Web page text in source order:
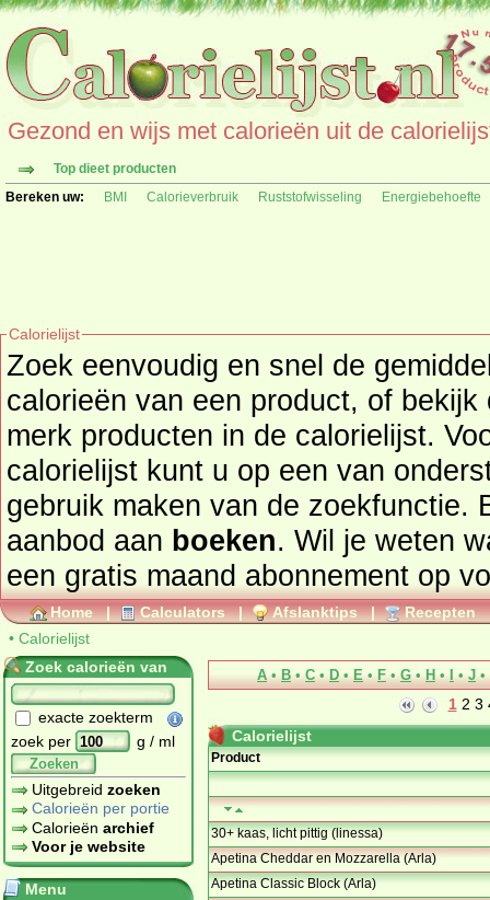
Gezond en wijs met calorieën uit de
Top dieet producten
Bereken uw:
BMI Calorieverbruik Ruststofwisseling Energiebehoefte
Calorielijst
Zoek eenvoudig en snel de
calorieën van een product, of
merk producten in de calorielijst.
calorielijst kunt u op een van
gebruik maken van de zoekfunctie.
aanbod aan boeken. Wil je weten
een gratis maand abonnement op
Home | Calculators | Afslanktips | Recepten
• Calorielijst
Zoek calorieën van
exacte zoekterm
zoek per
g / ml
Zoeken
Uitgebreid zoeken
Calorieën per portie
Calorieën archief
Voor je website
Menu
A • B • C • D • E • F • G • H • • J •
1 2 3
Calorielijst
Product
30+ kaas, licht pittig (linessa)
Apetina Cheddar en Mozzarella (Arla)
Apetina Classic Block (Arla)